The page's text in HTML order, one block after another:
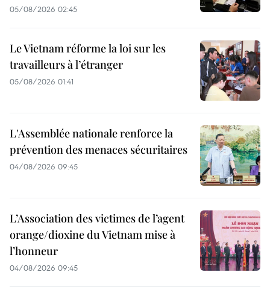
05/08/2026 02:45
Le Vietnam réforme la loi sur les
travailleurs à l’étranger
05/08/2026 01:41
L'Assemblée nationale renforce la
prévention des menaces sécuritaires
04/08/2026 09:45
L’Association des victimes de l’agent
orange/dioxine du Vietnam mise à
l’honneur
04/08/2026 09:45